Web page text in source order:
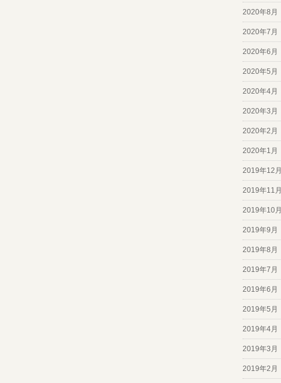
2020年8月
2020年7月
2020年6月
2020年5月
2020年4月
2020年3月
2020年2月
2020年1月
2019年12月
2019年11月
2019年10月
2019年9月
2019年8月
2019年7月
2019年6月
2019年5月
2019年4月
2019年3月
2019年2月